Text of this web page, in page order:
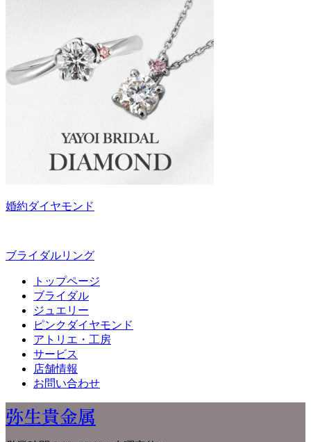
婚約ダイヤモンド
ブライダルリング
トップページ
ブライダル
ジュエリー
ピンクダイヤモンド
アトリエ・工房
サービス
店舗情報
お問い合わせ
弥生貴金属